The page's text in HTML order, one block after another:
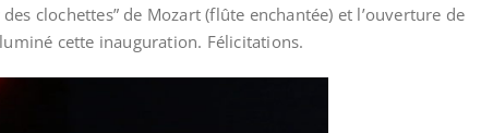
des clochettes” de Mozart (flûte enchantée) et l’ouverture de
cette inauguration. Félicitations.